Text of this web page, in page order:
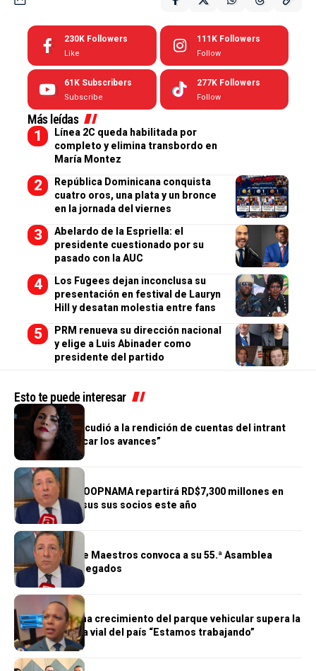
230K Followers
Like
111K Followers
Follow
61K Subscribers
Subscribe
277K Followers
Follow
Más leídas
Línea 2C queda habilitada por
completo y elimina transbordo en
María Montez
República Dominicana conquista
cuatro oros, una plata y un bronce
en la jornada del viernes
Abelardo de la Espriella: el
presidente cuestionado por su
pasado con la AUC
Los Fugees dejan inconclusa su
presentación en festival de Lauryn
Hill y desatan molestia entre fans
PRM renueva su dirección nacional
y elige a Luis Abinader como
presidente del partido
Esto te puede interesar
GENERALES
Pridah Suero acudió a la rendición de cuentas del intrant
“hay que verificar los avances”
GENERALES
Cooperativa COOPNAMA repartirá RD$7,300 millones en
excedentes a sus sus socios este año
GENERALES
Cooperativa de Maestros convoca a su 55.ª Asamblea
General de Delegados
GENERALES
Morrison afirma crecimiento del parque vehicular supera la
infraestructura vial del país “Estamos trabajando”
GENERALES